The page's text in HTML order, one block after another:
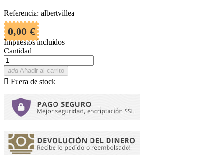
Referencia: albertvillea
0,00 €
Impuestos incluidos
Cantidad
add Añadir al carrito
 Fuera de stock